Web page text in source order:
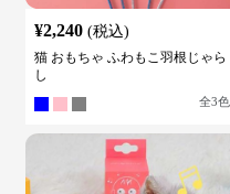
¥2,240 (税込)
猫 おもちゃ ふわもこ羽根じゃら
し
全3色